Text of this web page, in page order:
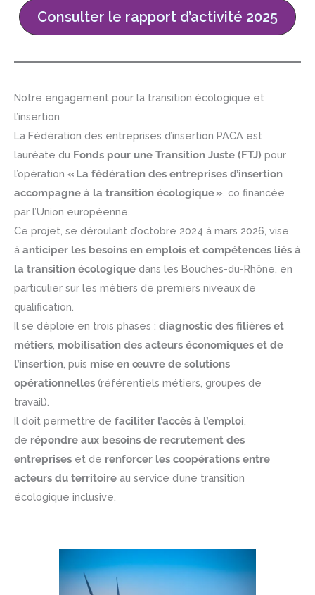
Consulter le rapport d’activité 2025
Notre engagement pour la transition écologique et
l’insertion
La Fédération des entreprises d’insertion PACA est
lauréate du Fonds pour une Transition Juste (FTJ) pour
l’opération « La fédération des entreprises d’insertion
accompagne à la transition écologique » , co financée
par l’Union européenne.
Ce projet, se déroulant d’octobre 2024 à mars 2026, vise
à anticiper les besoins en emplois et compétences liés à
la transition écologique dans les Bouches-du-Rhône, en
particulier sur les métiers de premiers niveaux de
qualification.
Il se déploie en trois phases : diagnostic des filières et
métiers mobilisation des acteurs économiques et de
l’insertion , puis mise en œuvre de solutions
opérationnelles (référentiels métiers, groupes de
travail).
Il doit permettre de faciliter l’accès à l’emploi
de répondre aux besoins de recrutement des
entreprises et de renforcer les coopérations entre
acteurs du territoire au service d’une transition
écologique inclusive.